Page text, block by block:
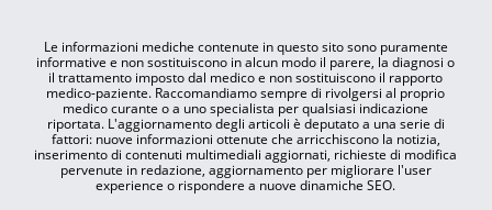
Le informazioni mediche contenute in questo sito sono puramente
informative e non sostituiscono in alcun modo il parere, la diagnosi o
il trattamento imposto dal medico e non sostituiscono il rapporto
medico-paziente. Raccomandiamo sempre di rivolgersi al proprio
medico curante o a uno specialista per qualsiasi indicazione
riportata. L'aggiornamento degli articoli è deputato a una serie di
fattori: nuove informazioni ottenute che arricchiscono la notizia,
inserimento di contenuti multimediali aggiornati, richieste di modifica
pervenute in redazione, aggiornamento per migliorare l'user
experience o rispondere a nuove dinamiche SEO.